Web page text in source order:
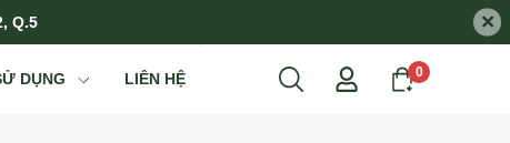
Q.5 ×
DỤNG LIÊN HỆ 0